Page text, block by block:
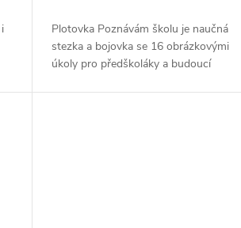
Plotovka Poznávám školu je naučná
stezka a bojovka se 16 obrázkovými
úkoly pro předškoláky a budoucí